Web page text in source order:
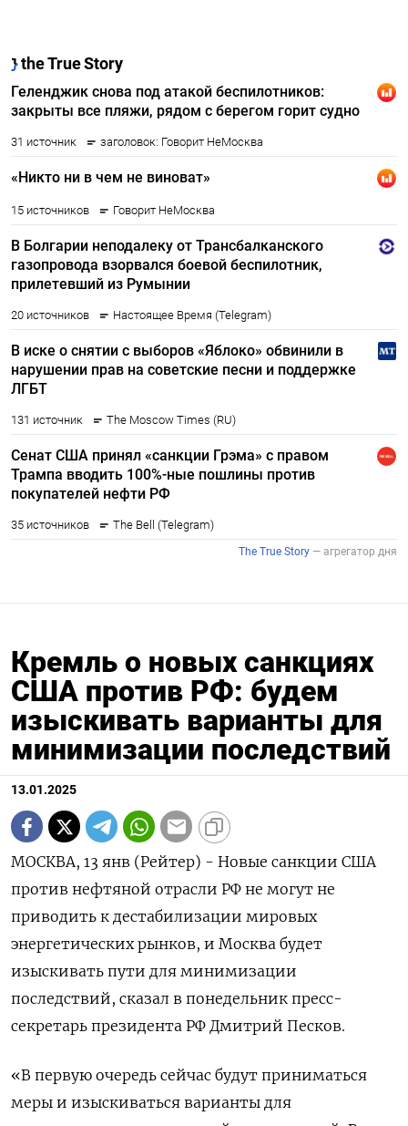
Кремль о новых санкциях
США против РФ: будем
изыскивать варианты для
минимизации последствий
13.01.2025
МОСКВА, 13 янв (Рейтер) - Новые санкции США
против нефтяной отрасли РФ не могут не
приводить к дестабилизации мировых
энергетических рынков, и Москва будет
изыскивать пути для минимизации
последствий, сказал в понедельник пресс-
секретарь президента РФ Дмитрий Песков.
«В первую очередь сейчас будут приниматься
меры и изыскиваться варианты для